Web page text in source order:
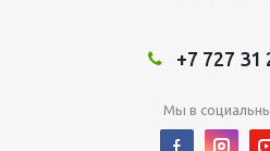
+7 727 31
Мы в